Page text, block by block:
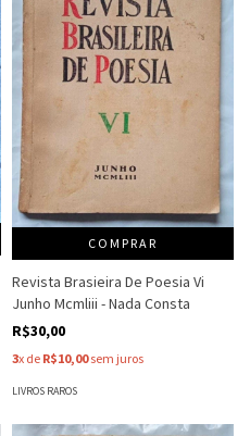
COMPRAR
Revista Brasieira De Poesia Vi
Junho Mcmliii - Nada Consta
R$30,00
3x de R$10,00sem juros
LIVROS RAROS